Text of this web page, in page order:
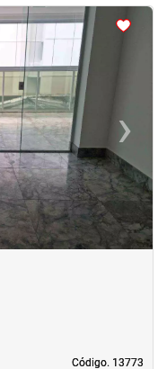
›Next
Código. 13773
Código. 13773